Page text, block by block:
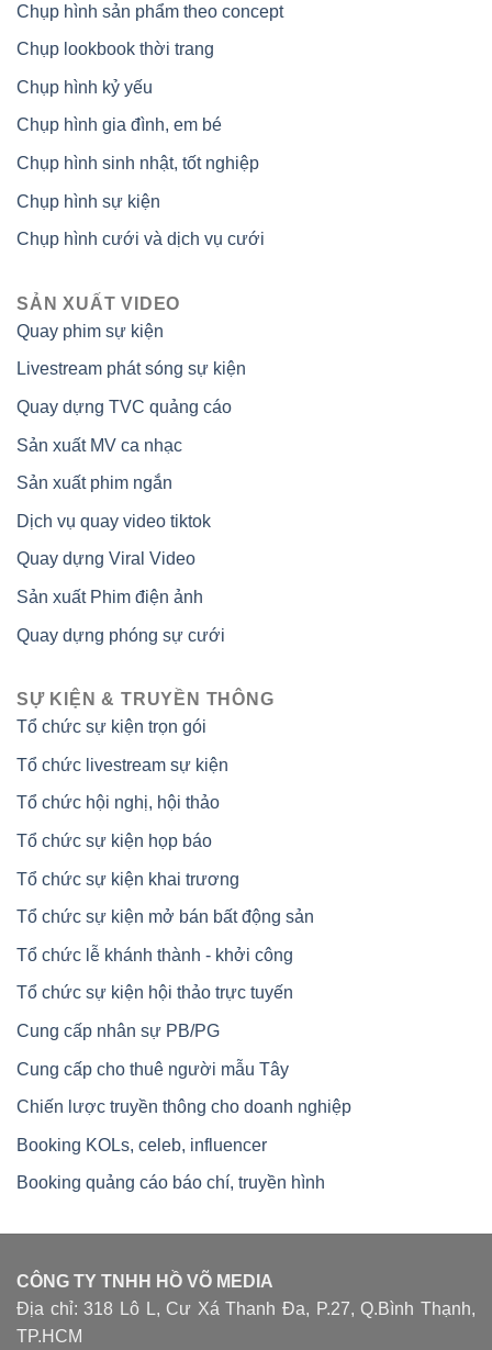
Chụp hình sản phẩm theo concept
Chụp lookbook thời trang
Chụp hình kỷ yếu
Chụp hình gia đình, em bé
Chụp hình sinh nhật, tốt nghiệp
Chụp hình sự kiện
Chụp hình cưới và dịch vụ cưới
SẢN XUẤT VIDEO
Quay phim sự kiện
Livestream phát sóng sự kiện
Quay dựng TVC quảng cáo
Sản xuất MV ca nhạc
Sản xuất phim ngắn
Dịch vụ quay video tiktok
Quay dựng Viral Video
Sản xuất Phim điện ảnh
Quay dựng phóng sự cưới
SỰ KIỆN & TRUYỀN THÔNG
Tổ chức sự kiện trọn gói
Tổ chức livestream sự kiện
Tổ chức hội nghị, hội thảo
Tổ chức sự kiện họp báo
Tổ chức sự kiện khai trương
Tổ chức sự kiện mở bán bất động sản
Tổ chức lễ khánh thành - khởi công
Tổ chức sự kiện hội thảo trực tuyến
Cung cấp nhân sự PB/PG
Cung cấp cho thuê người mẫu Tây
Chiến lược truyền thông cho doanh nghiệp
Booking KOLs, celeb, influencer
Booking quảng cáo báo chí, truyền hình
CÔNG TY TNHH HỒ VÕ MEDIA
Địa chỉ: 318 Lô L, Cư Xá Thanh Đa, P.27, Q.Bình Thạnh,
TP.HCM